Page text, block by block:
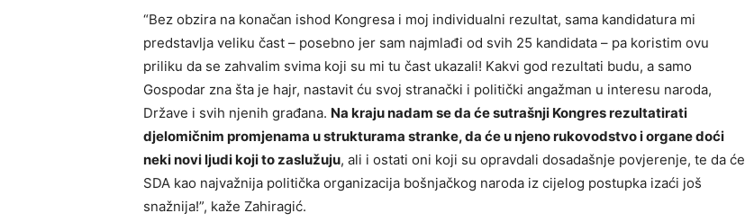
“Bez obzira na konačan ishod Kongresa i moj individualni rezultat, sama kandidatura mi
predstavlja veliku čast – posebno jer sam najmlađi od svih 25 kandidata – pa koristim ovu
priliku da se zahvalim svima koji su mi tu čast ukazali! Kakvi god rezultati budu, a samo
Gospodar zna šta je hajr, nastavit ću svoj stranački i politički angažman u interesu naroda,
Države i svih njenih građana. Na kraju nadam se da će sutrašnji Kongres rezultatirati
djelomičnim promjenama u strukturama stranke, da će u njeno rukovodstvo i organe doći
neki novi ljudi koji to zaslužuju, ali i ostati oni koji su opravdali dosadašnje povjerenje, te da će
SDA kao najvažnija politička organizacija bošnjačkog naroda iz cijelog postupka izaći još
snažnija!”, kaže Zahiragić.